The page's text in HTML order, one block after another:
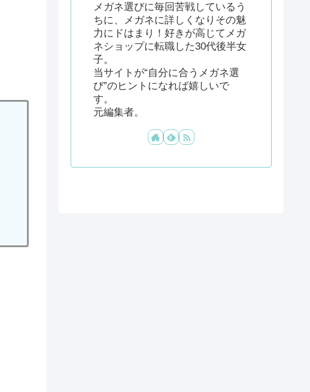
メガネ選びに毎回苦戦しているう
ちに、メガネに詳しくなりその魅
力にドはまり！好きが高じてメガ
ネショップに転職した30代後半女
子。
当サイトが“自分に合うメガネ選
び”のヒントになれば嬉しいで
す。
元編集者。